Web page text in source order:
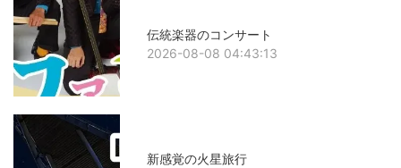
伝統楽器のコンサート
2026-08-08 04:43:13
新感覚の火星旅行